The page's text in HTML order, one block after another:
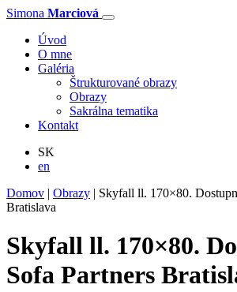
Simona Marciová
Úvod
O mne
Galéria
Štrukturované obrazy
Obrazy
Sakrálna tematika
Kontakt
SK
en
Domov | Obrazy | Skyfall ll. 170×80.
Bratislava
Skyfall ll. 170×80.
Sofa Partners